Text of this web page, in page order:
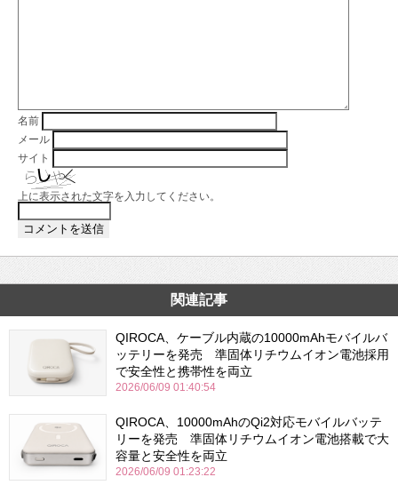
名前
メール
サイト
上に表示された文字を入力してください。
関連記事
QIROCA、ケーブル内蔵の10000mAhモバイルバ
ッテリーを発売 準固体リチウムイオン電池採用
で安全性と携帯性を両立
2026/06/09 01:40:54
QIROCA、10000mAhのQi2対応モバイルバッテ
リーを発売 準固体リチウムイオン電池搭載で大
容量と安全性を両立
2026/06/09 01:23:22